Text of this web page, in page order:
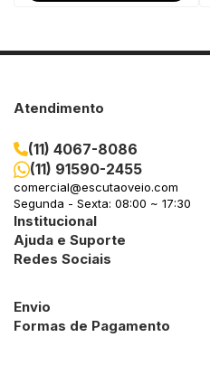
Atendimento
(11) 4067-8086
(11) 91590-2455
comercial@escutaoveio.com
Segunda - Sexta: 08:00 ~ 17:30
Institucional
Ajuda e Suporte
Redes Sociais
Envio
Formas de Pagamento